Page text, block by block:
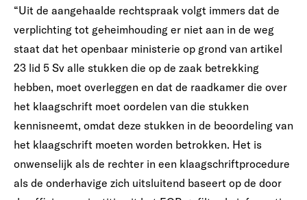
“Uit de aangehaalde rechtspraak volgt immers dat de
verplichting tot geheimhouding er niet aan in de weg
staat dat het openbaar ministerie op grond van artikel
23 lid 5 Sv alle stukken die op de zaak betrekking
hebben, moet overleggen en dat de raadkamer die over
het klaagschrift moet oordelen van die stukken
kennisneemt, omdat deze stukken in de beoordeling van
het klaagschrift moeten worden betrokken. Het is
onwenselijk als de rechter in een klaagschriftprocedure
als de onderhavige zich uitsluitend baseert op de door